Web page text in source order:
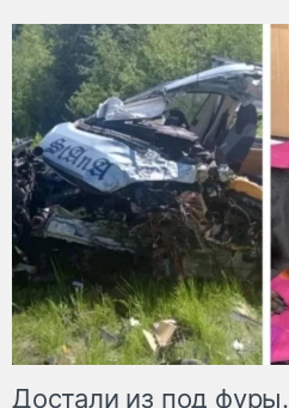
Достали из под фуры.